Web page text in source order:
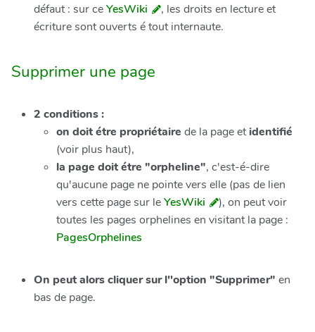
défaut : sur ceYesWiki
, les droits en lecture et
écriture sont ouverts é tout internaute.
Supprimer une page
2 conditions :
on doit étre propriétaire de la page etidentifié
(voir plus haut),
la page doit étre "orpheline", c'est-é-dire
qu'aucune page ne pointe vers elle (pas de lien
vers cette page sur leYesWiki
), on peut voir
toutes les pages orphelines en visitant la page :
PagesOrphelines
On peut alors cliquer sur l''option "Supprimer" en
bas de page.